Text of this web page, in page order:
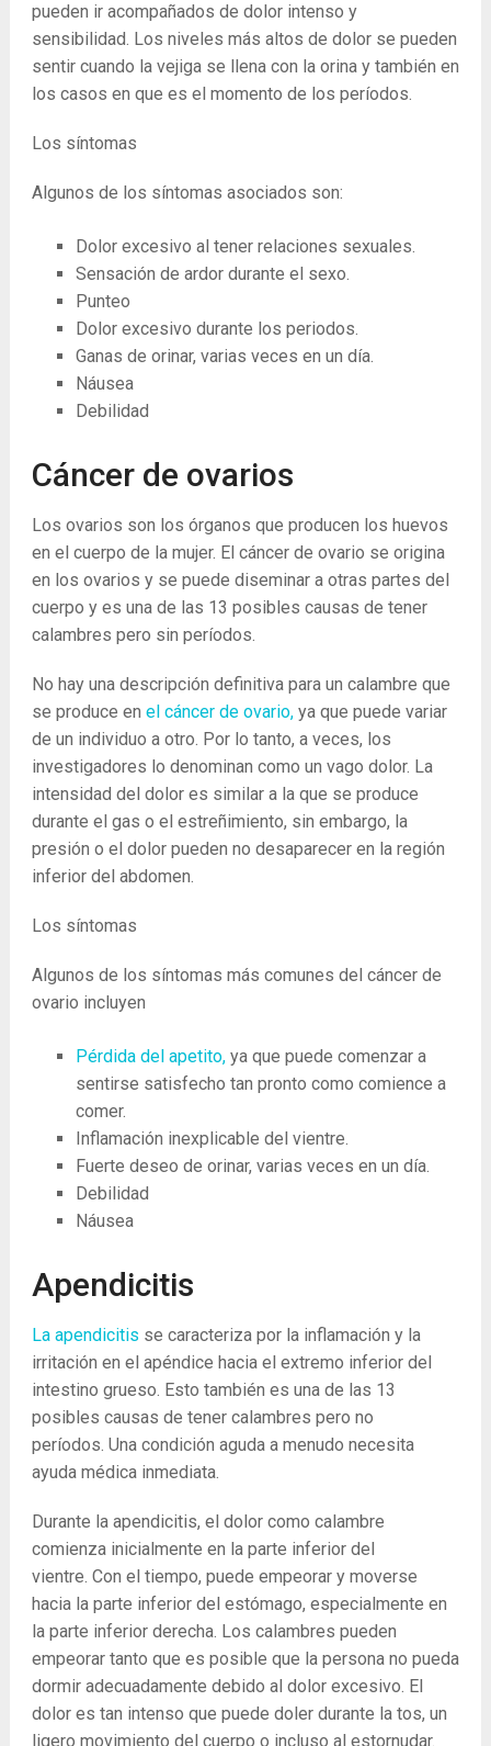
pueden ir acompañados de dolor intenso y
sensibilidad. Los niveles más altos de dolor se pueden
sentir cuando la vejiga se llena con la orina y también en
los casos en que es el momento de los períodos.
Los síntomas
Algunos de los síntomas asociados son:
Dolor excesivo al tener relaciones sexuales.
Sensación de ardor durante el sexo.
Punteo
Dolor excesivo durante los periodos.
Ganas de orinar, varias veces en un día.
Náusea
Debilidad
Cáncer de ovarios
Los ovarios son los órganos que producen los huevos
en el cuerpo de la mujer. El cáncer de ovario se origina
en los ovarios y se puede diseminar a otras partes del
cuerpo y es una de las 13 posibles causas de tener
calambres pero sin períodos.
No hay una descripción definitiva para un calambre que
se produce en el cáncer de ovario,ya que puede variar
de un individuo a otro. Por lo tanto, a veces, los
investigadores lo denominan como un vago dolor. La
intensidad del dolor es similar a la que se produce
durante el gas o el estreñimiento, sin embargo, la
presión o el dolor pueden no desaparecer en la región
inferior del abdomen.
Los síntomas
Algunos de los síntomas más comunes del cáncer de
ovario incluyen
Pérdida del apetito,ya que puede comenzar a
sentirse satisfecho tan pronto como comience a
comer.
Inflamación inexplicable del vientre.
Fuerte deseo de orinar, varias veces en un día.
Debilidad
Náusea
Apendicitis
La apendicitis se caracteriza por la inflamación y la
irritación en el apéndice hacia el extremo inferior del
intestino grueso. Esto también es una de las 13
posibles causas de tener calambres pero no
períodos. Una condición aguda a menudo necesita
ayuda médica inmediata.
Durante la apendicitis, el dolor como calambre
comienza inicialmente en la parte inferior del
vientre. Con el tiempo, puede empeorar y moverse
hacia la parte inferior del estómago, especialmente en
la parte inferior derecha. Los calambres pueden
empeorar tanto que es posible que la persona no pueda
dormir adecuadamente debido al dolor excesivo. El
dolor es tan intenso que puede doler durante la tos, un
ligero movimiento del cuerpo o incluso al estornudar.